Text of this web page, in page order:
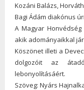
Kozáni Balázs,
Bagi Ádám diakónus
A Magyar
akik adományaikkal
Köszönet illeti a
dolgozóit az
lebonyolításáért.
Szöveg: Nyárs